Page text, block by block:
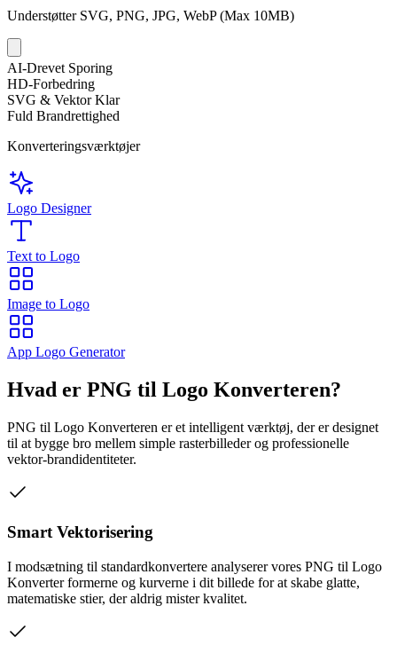
Understøtter SVG, PNG, JPG, WebP (Max 10MB)
AI-Drevet Sporing
HD-Forbedring
SVG & Vektor Klar
Fuld Brandrettighed
Konverteringsværktøjer
Logo Designer
Text to Logo
Image to Logo
App Logo Generator
Hvad er PNG til Logo Konverteren?
PNG til Logo Konverteren er et intelligent værktøj, der er designet
til at bygge bro mellem simple rasterbilleder og professionelle
vektor-brandidentiteter.
Smart Vektorisering
I modsætning til standardkonvertere analyserer vores PNG til Logo
Konverter formerne og kurverne i dit billede for at skabe glatte,
matematiske stier, der aldrig mister kvalitet.